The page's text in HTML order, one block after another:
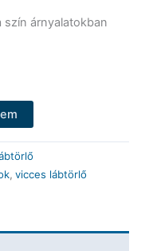
szín árnyalatokban
, vicces lábtörlő